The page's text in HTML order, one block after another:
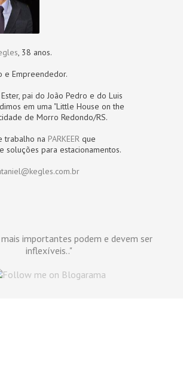
, 38 anos.
e Empreendedor.
pai do João Pedro e do Luis
em uma "Little House on the
de Morro Redondo/RS.
trabalho na PARKEER que
soluções para estacionamentos.
mais importantes podem e devem ser
inflexíveis.."